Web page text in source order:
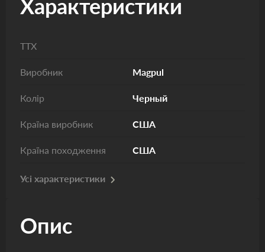
Характеристики
ТТХ
Виробник Magpul
Колір Черный
Країна виробник США
Країна походження США
Усі характеристики
Опис